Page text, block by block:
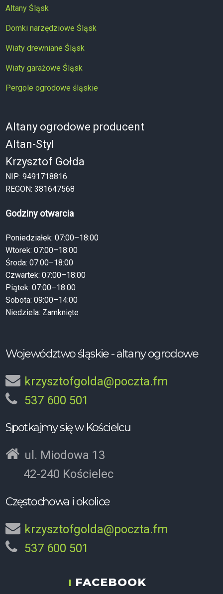
Altany Śląsk
Domki narzędziowe Śląsk
Wiaty drewniane Śląsk
Wiaty garażowe Śląsk
Pergole ogrodowe śląskie
Altany ogrodowe producent
Altan-Styl
Krzysztof Gołda
NIP: 9491718816
REGON: 381647568
Godziny otwarcia
Poniedziałek: 07:00–18:00
Wtorek: 07:00–18:00
Środa: 07:00–18:00
Czwartek: 07:00–18:00
Piątek: 07:00–18:00
Sobota: 09:00–14:00
Niedziela: Zamknięte
Województwo śląskie - altany ogrodowe
krzysztofgolda@poczta.fm
537 600 501
Spotkajmy się w Kościelcu
ul. Miodowa 13
42-240 Kościelec
Częstochowa i okolice
krzysztofgolda@poczta.fm
537 600 501
FACEBOOK